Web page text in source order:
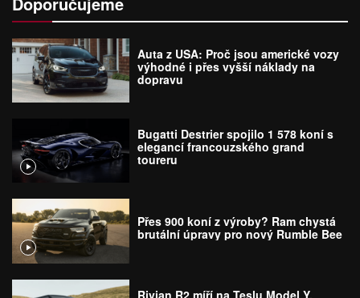
Auta z USA: Proč jsou americké vozy
výhodné i přes vyšší náklady na
dopravu
Bugatti Destrier spojilo 1 578 koní s
elegancí francouzského grand
toureru
Přes 900 koní z výroby? Ram chystá
brutální úpravy pro nový Rumble Bee